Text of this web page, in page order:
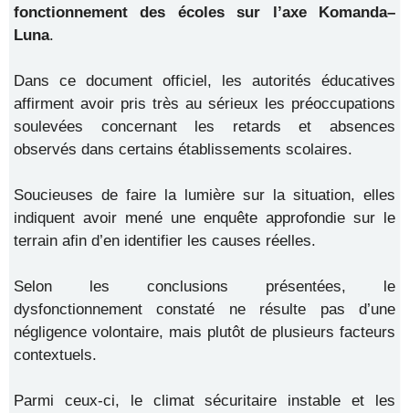
fonctionnement des écoles sur l’axe Komanda–
Luna.
Dans ce document officiel, les autorités éducatives
affirment avoir pris très au sérieux les préoccupations
soulevées concernant les retards et absences
observés dans certains établissements scolaires.
Soucieuses de faire la lumière sur la situation, elles
indiquent avoir mené une enquête approfondie sur le
terrain afin d’en identifier les causes réelles.
Selon les conclusions présentées, le
dysfonctionnement constaté ne résulte pas d’une
négligence volontaire, mais plutôt de plusieurs facteurs
contextuels.
Parmi ceux-ci, le climat sécuritaire instable et les